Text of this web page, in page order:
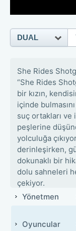
She Rides
“She Rides
bir kızın,
içinde
suç ortakları ve
peşlerine
yolculuğa
derinleşirken,
dokunaklı bir
dolu sahneleri
çekiyor.
Yönetmen
Oyuncular
DUAL